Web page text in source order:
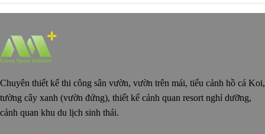
Chuyên thiết kế thi công sân vườn, vườn trên mái, tiểu cảnh hồ cá Koi,
tường cây xanh (vườn đứng), thiết kế cảnh quan resort nghỉ dưỡng,
cảnh quan khu du lịch sinh thái.